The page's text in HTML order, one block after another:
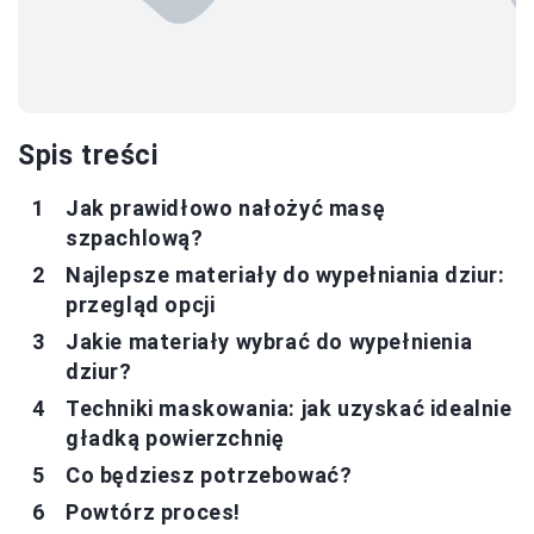
Spis treści
Jak prawidłowo nałożyć masę
szpachlową?
Najlepsze materiały do wypełniania dziur:
przegląd opcji
Jakie materiały wybrać do wypełnienia
dziur?
Techniki maskowania: jak uzyskać idealnie
gładką powierzchnię
Co będziesz potrzebować?
Powtórz proces!